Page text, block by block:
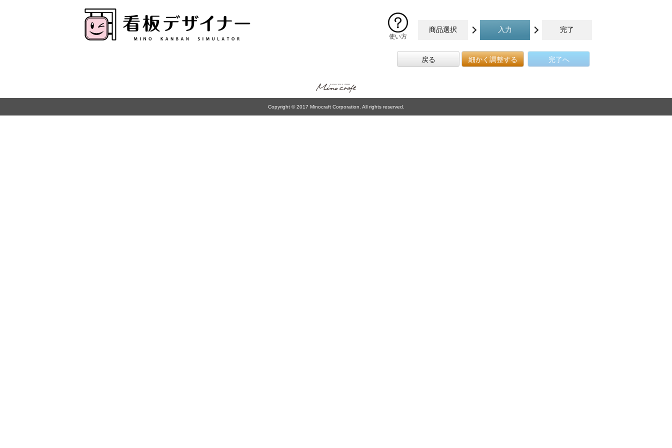
使い方
商品選択 入力 完了
細かく調整する
戻る 完了へ
Copyright © 2017 Minocraft Corporation. All rights reserved.